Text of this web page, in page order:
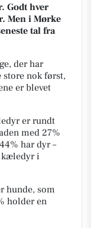
Godt hver
Men i Mørke
tal fra
der har
nok først,
er blevet
er rundt
med 27%
har dyr –
kæledyr i
hunde, som
holder en